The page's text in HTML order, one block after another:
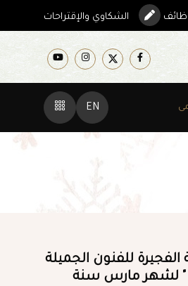
الشكاوي والإقتراحات
EN
للفنون الجميلة
" لشهر مارس سنة